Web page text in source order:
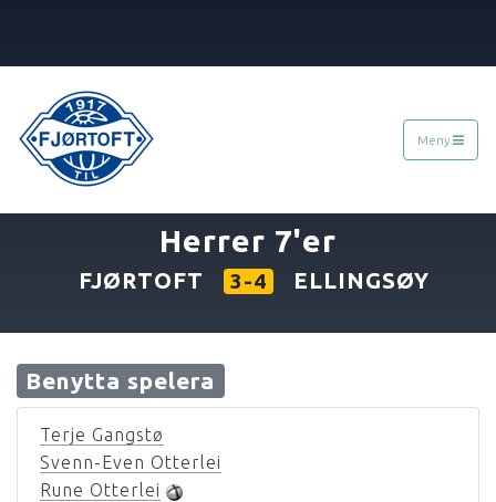
Meny
Herrer 7'er
FJØRTOFT 3-4 ELLINGSØY
Benytta spelera
Terje Gangstø
Svenn-Even Otterlei
Rune Otterlei